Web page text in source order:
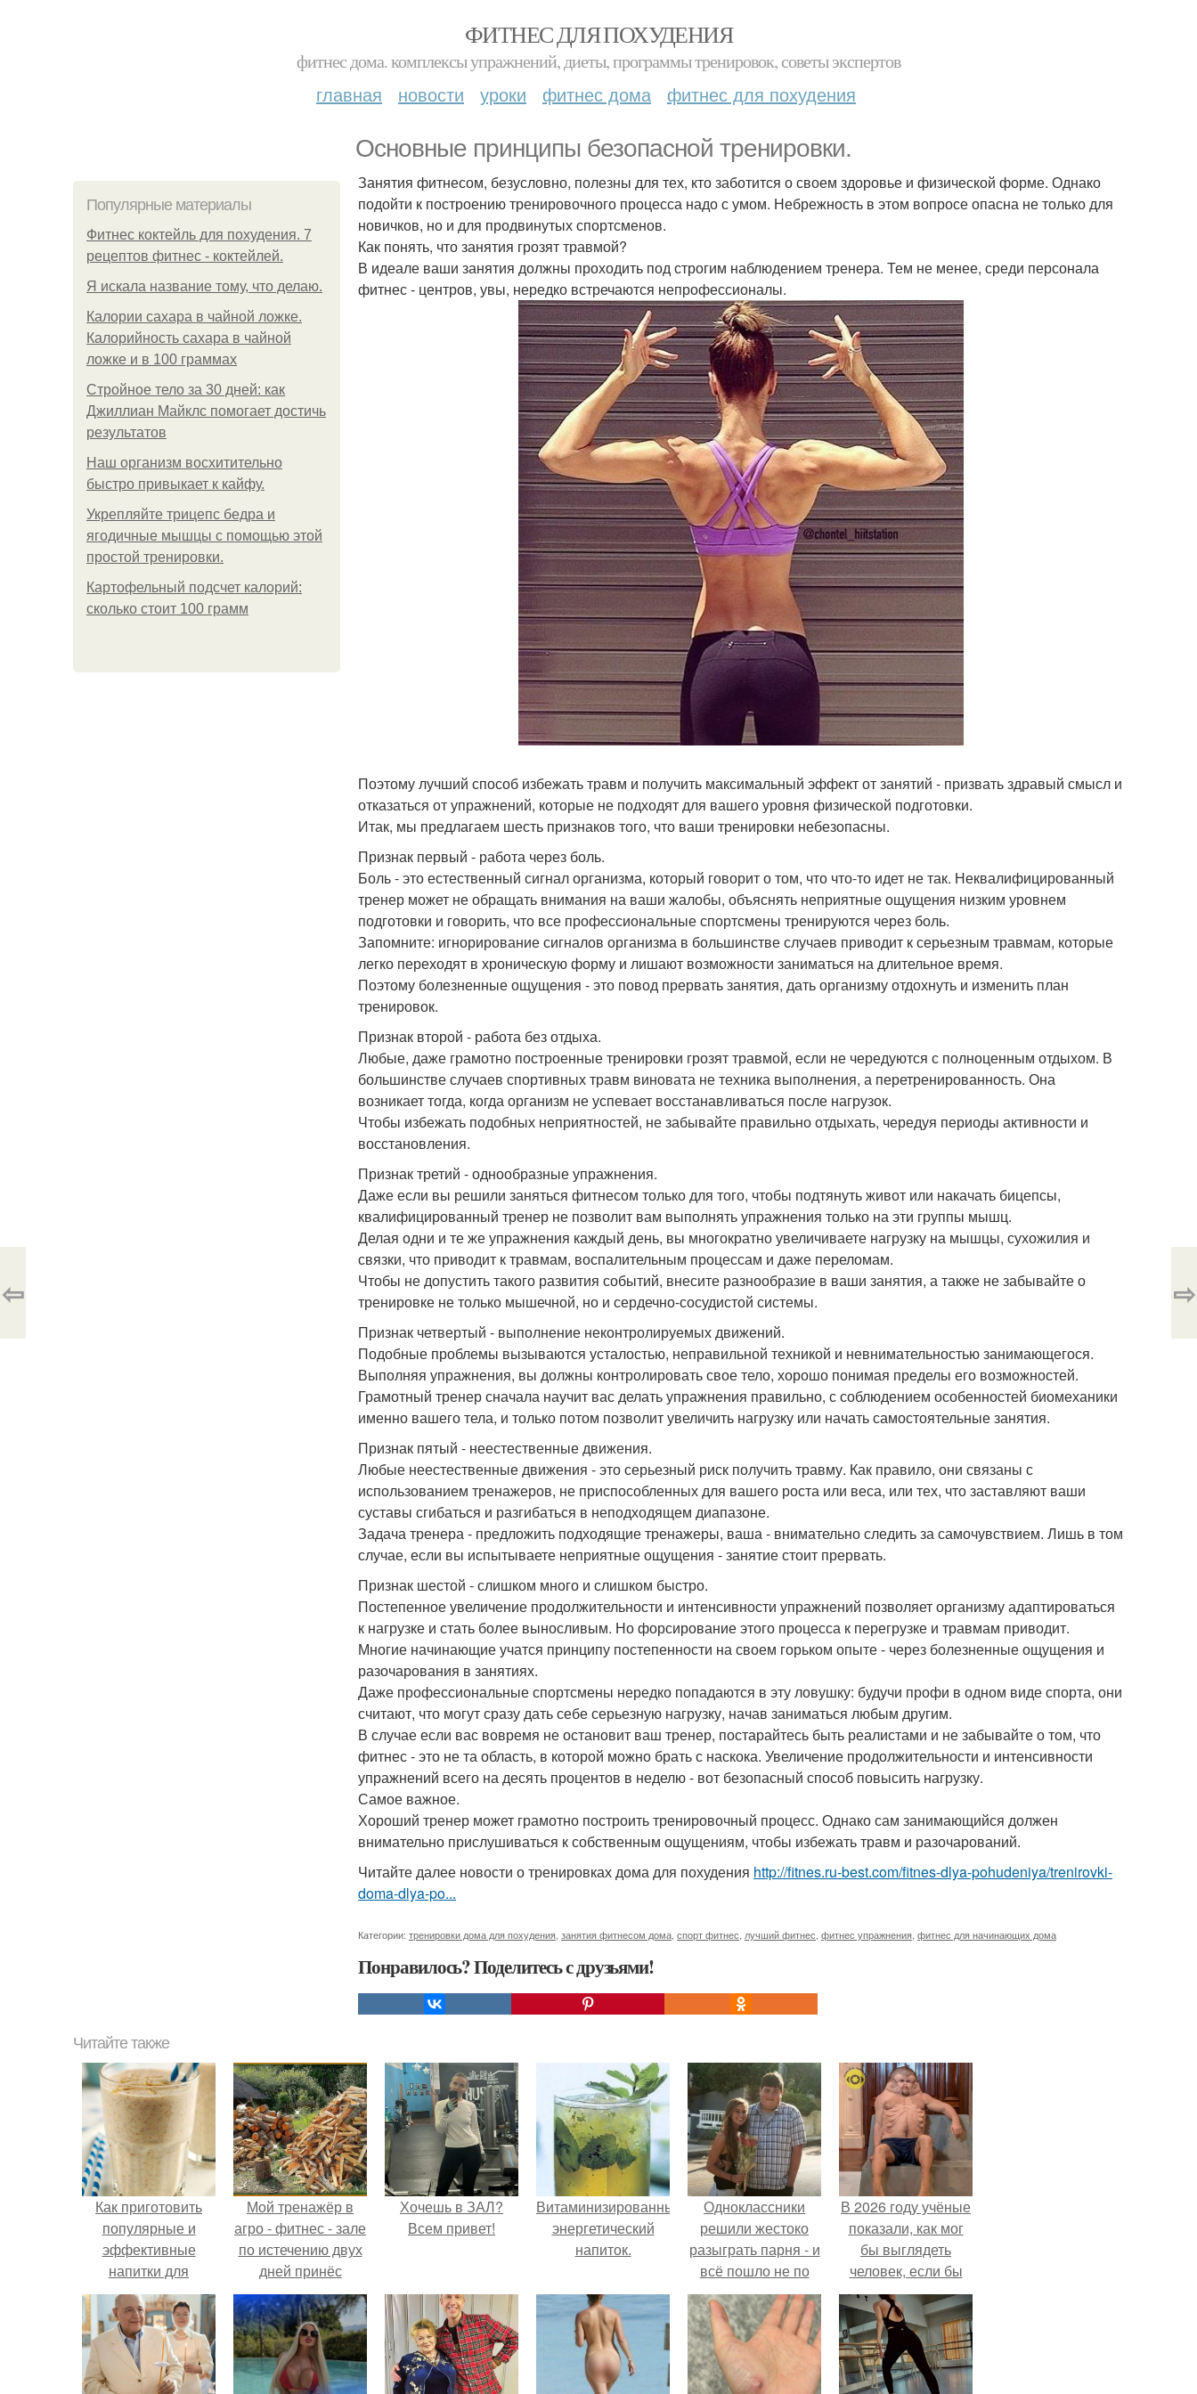
ФИТНЕС ДЛЯ ПОХУДЕНИЯ
фитнес дома. комплексы упражнений, диеты, программы тренировок, советы экспертов
главная новости уроки фитнес дома фитнес для похудения
Основные принципы безопасной тренировки.
Популярные материалы
Фитнес коктейль для похудения. 7
рецептов фитнес - коктейлей.
Я искала название тому, что делаю.
Калории сахара в чайной ложке.
Калорийность сахара в чайной
ложке и в 100 граммах
Стройное тело за 30 дней: как
Джиллиан Майклс помогает достичь
результатов
Наш организм восхитительно
быстро привыкает к кайфу.
Укрепляйте трицепс бедра и
ягодичные мышцы с помощью этой
простой тренировки.
Картофельный подсчет калорий:
сколько стоит 100 грамм
Занятия фитнесом, безусловно, полезны для тех, кто заботится о своем здоровье и физической форме. Однако
подойти к построению тренировочного процесса надо с умом. Небрежность в этом вопросе опасна не только для
новичков, но и для продвинутых спортсменов.
Как понять, что занятия грозят травмой?
В идеале ваши занятия должны проходить под строгим наблюдением тренера. Тем не менее, среди персонала
фитнес - центров, увы, нередко встречаются непрофессионалы.
Поэтому лучший способ избежать травм и получить максимальный эффект от занятий - призвать здравый смысл и
отказаться от упражнений, которые не подходят для вашего уровня физической подготовки.
Итак, мы предлагаем шесть признаков того, что ваши тренировки небезопасны.
Признак первый - работа через боль.
Боль - это естественный сигнал организма, который говорит о том, что что-то идет не так. Неквалифицированный
тренер может не обращать внимания на ваши жалобы, объяснять неприятные ощущения низким уровнем
подготовки и говорить, что все профессиональные спортсмены тренируются через боль.
Запомните: игнорирование сигналов организма в большинстве случаев приводит к серьезным травмам, которые
легко переходят в хроническую форму и лишают возможности заниматься на длительное время.
Поэтому болезненные ощущения - это повод прервать занятия, дать организму отдохнуть и изменить план
тренировок.
Признак второй - работа без отдыха.
Любые, даже грамотно построенные тренировки грозят травмой, если не чередуются с полноценным отдыхом. В
большинстве случаев спортивных травм виновата не техника выполнения, а перетренированность. Она
возникает тогда, когда организм не успевает восстанавливаться после нагрузок.
Чтобы избежать подобных неприятностей, не забывайте правильно отдыхать, чередуя периоды активности и
восстановления.
Признак третий - однообразные упражнения.
Даже если вы решили заняться фитнесом только для того, чтобы подтянуть живот или накачать бицепсы,
квалифицированный тренер не позволит вам выполнять упражнения только на эти группы мышц.
Делая одни и те же упражнения каждый день, вы многократно увеличиваете нагрузку на мышцы, сухожилия и
связки, что приводит к травмам, воспалительным процессам и даже переломам.
Чтобы не допустить такого развития событий, внесите разнообразие в ваши занятия, а также не забывайте о
тренировке не только мышечной, но и сердечно-сосудистой системы.
Признак четвертый - выполнение неконтролируемых движений.
Подобные проблемы вызываются усталостью, неправильной техникой и невнимательностью занимающегося.
Выполняя упражнения, вы должны контролировать свое тело, хорошо понимая пределы его возможностей.
Грамотный тренер сначала научит вас делать упражнения правильно, с соблюдением особенностей биомеханики
именно вашего тела, и только потом позволит увеличить нагрузку или начать самостоятельные занятия.
Признак пятый - неестественные движения.
Любые неестественные движения - это серьезный риск получить травму. Как правило, они связаны с
использованием тренажеров, не приспособленных для вашего роста или веса, или тех, что заставляют ваши
суставы сгибаться и разгибаться в неподходящем диапазоне.
Задача тренера - предложить подходящие тренажеры, ваша - внимательно следить за самочувствием. Лишь в том
случае, если вы испытываете неприятные ощущения - занятие стоит прервать.
Признак шестой - слишком много и слишком быстро.
Постепенное увеличение продолжительности и интенсивности упражнений позволяет организму адаптироваться
к нагрузке и стать более выносливым. Но форсирование этого процесса к перегрузке и травмам приводит.
Многие начинающие учатся принципу постепенности на своем горьком опыте - через болезненные ощущения и
разочарования в занятиях.
Даже профессиональные спортсмены нередко попадаются в эту ловушку: будучи профи в одном виде спорта, они
считают, что могут сразу дать себе серьезную нагрузку, начав заниматься любым другим.
В случае если вас вовремя не остановит ваш тренер, постарайтесь быть реалистами и не забывайте о том, что
фитнес - это не та область, в которой можно брать с наскока. Увеличение продолжительности и интенсивности
упражнений всего на десять процентов в неделю - вот безопасный способ повысить нагрузку.
Самое важное.
Хороший тренер может грамотно построить тренировочный процесс. Однако сам занимающийся должен
внимательно прислушиваться к собственным ощущениям, чтобы избежать травм и разочарований.
Читайте далее новости о тренировках дома для похудения http://fitnes.ru-best.com/fitnes-dlya-pohudeniya/trenirovki-
doma-dlya-po...
Категории: тренировки дома для похудения занятия фитнесом дома спорт фитнес лучший фитнес фитнес упражнения фитнес для начинающих дома
Понравилось? Поделитесь с друзьями!
⇦ ⇨
Читайте также
Как приготовить
популярные и
эффективные
напитки для
похудения!
Мой тренажёр в
агро - фитнес - зале
по истечению двух
дней принёс
ощутимый
результат.
Хочешь в ЗАЛ?
Всем привет!
Витаминизированный
энергетический
напиток.
Одноклассники
решили жестоко
разыграть парня - и
всё пошло не по
плану.
В 2026 году учёные
показали, как мог
бы выглядеть
человек, если бы
его тело
эволюционировало
специально для
выживания в
автокатастpoфах.